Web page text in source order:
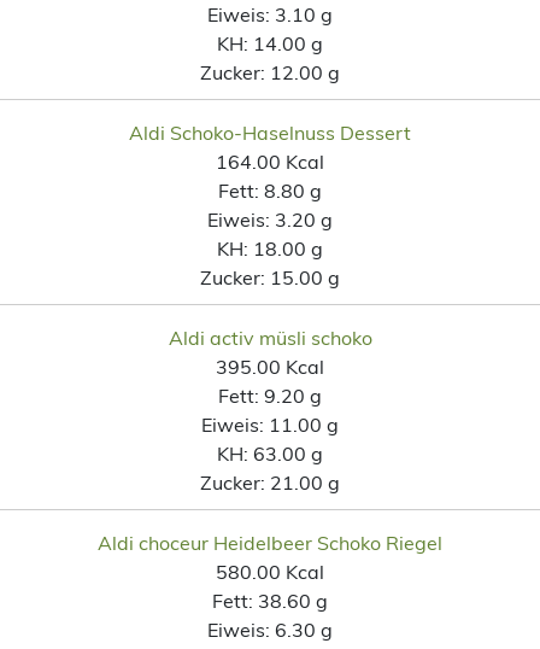
Eiweis: 3.10 g
KH: 14.00 g
Zucker: 12.00 g
Aldi Schoko-Haselnuss Dessert
164.00 Kcal
Fett: 8.80 g
Eiweis: 3.20 g
KH: 18.00 g
Zucker: 15.00 g
Aldi activ müsli schoko
395.00 Kcal
Fett: 9.20 g
Eiweis: 11.00 g
KH: 63.00 g
Zucker: 21.00 g
Aldi choceur Heidelbeer Schoko Riegel
580.00 Kcal
Fett: 38.60 g
Eiweis: 6.30 g